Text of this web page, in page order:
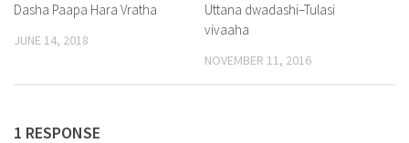
Dasha Paapa Hara Vratha
JUNE 14, 2018
Uttana dwadashi–Tulasi
vivaaha
NOVEMBER 11, 2016
1 RESPONSE